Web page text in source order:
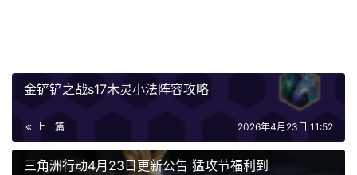
金铲铲之战s17木灵小法阵容攻略
上一篇 2026年4月23日 11:52
三角洲行动4月23日更新公告 猛攻节福利到